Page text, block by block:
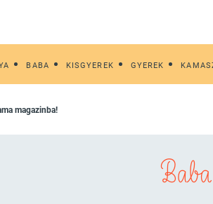
BABA KISGYEREK GYEREK
magazinba!
Baba